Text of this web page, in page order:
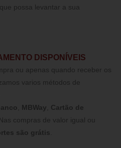
possa levantar a sua
DISPONÍVEIS
ou apenas quando receber os
varios métodos de
MBWay
Cartão de
Nas compras de valor igual ou
são grátis